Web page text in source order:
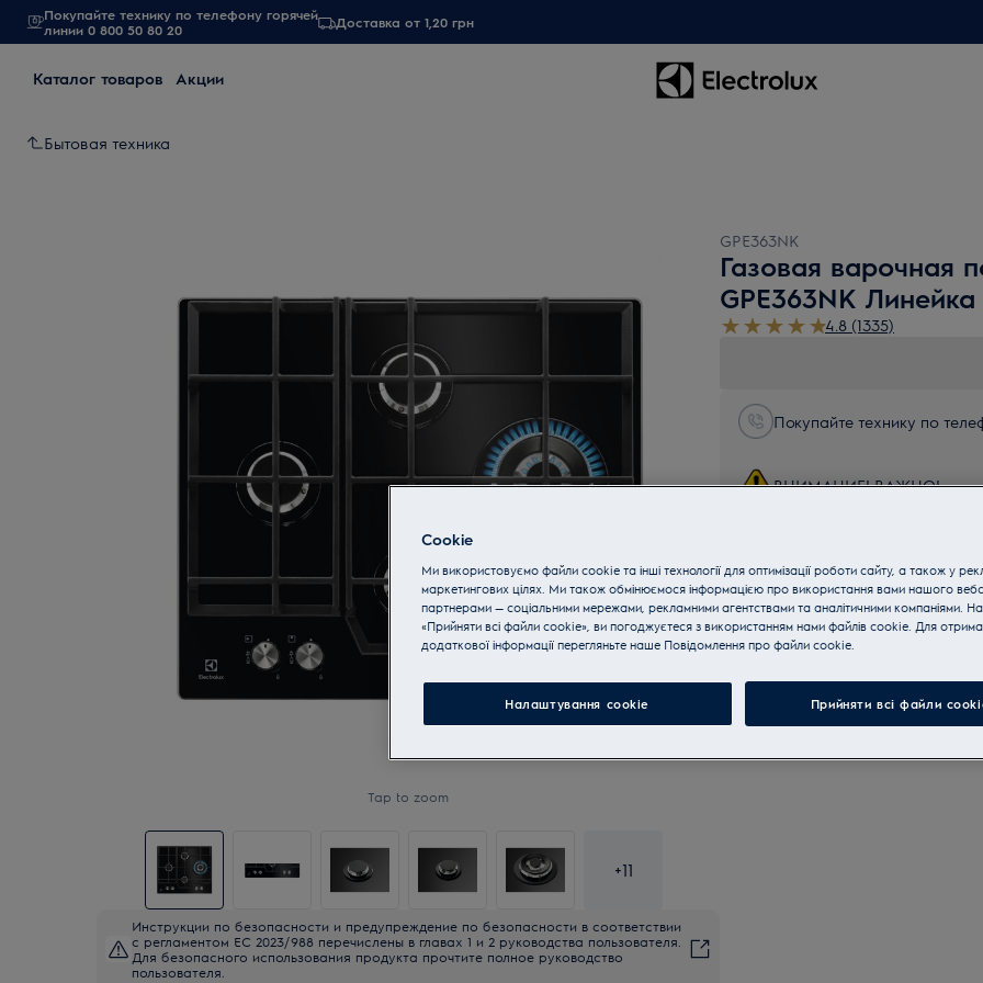
Покупайте технику по телефону горячей
линии 0 800 50 80 20
Доставка от 1,20 грн
Каталог товаров Акции
Бытовая техника
Tap to zoom
+11
Инструкции по безопасности и предупреждение по безопасности в соответствии
с регламентом ЕС 2023/988 перечислены в главах 1 и 2 руководства пользователя.
Для безопасного использования продукта прочтите полное руководство
пользователя.
GPE363NK
Газовая варочная
GPE363NK
4.8 (1335)
Покупайте технику по
ВНИМАНИЕ! ВАЖНО!
Cookie
Ми використовуємо файли cookie та інші технології для оптимізації роботи сайту, а також у
маркетингових цілях. Ми також обмінюємося інформацією про використання вами нашого
партнерами — соціальними мережами, рекламними агентствами та аналітичними компаніями.
«Прийняти всі файли cookie», ви погоджуєтеся з використанням нами файлів cookie. Для
додаткової інформації перегляньте наше Пoвідомлення прo файли cookie.
Налаштування cookie Прийняти всі файли